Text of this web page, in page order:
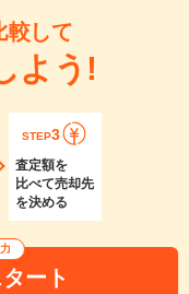
較して
よう!
STEP3
査定額を
比べて売却先
を決める
ート